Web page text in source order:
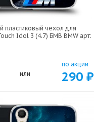
пластиковый чехол для
Idol 3 (4.7) БМВ BMW арт:
или
по акции
290 ₽